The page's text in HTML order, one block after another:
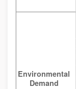
Environmental
Demand